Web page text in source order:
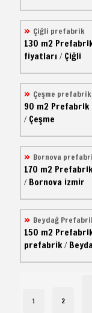
Çiğli prefabrik
130 m2
fiyatları / Çiğli
Çeşme prefabrik
90 m2 Prefabrik
/ Çeşme
Bornova
170 m2
/ Bornova izmir
Beydağ
150 m2
prefabrik/
1 2